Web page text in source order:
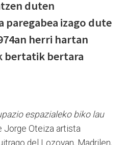
duten
paregabea izago dute
herri hartan
bertatik bertara
espazialeko biko lau
Jorge Oteiza artista
del Lozoyan, Madrilen,